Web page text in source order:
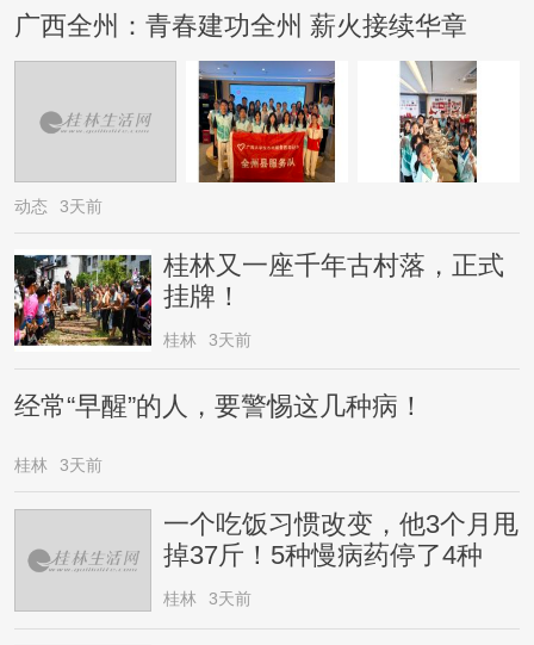
广西全州：青春建功全州 薪火接续华章
动态 3天前
桂林又一座千年古村落，正式
挂牌！
桂林 3天前
经常“早醒”的人，要警惕这几种病！
桂林 3天前
一个吃饭习惯改变，他3个月甩
掉37斤！5种慢病药停了4种
桂林 3天前